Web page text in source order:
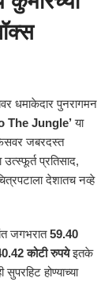
धमाकेदार पुनरागमन
The Jungle’या
जबरदस्त
प्रतिसाद,
देशातच नव्हे
जगभरात59.40
कोटी रुपयेइतके
होण्याच्या